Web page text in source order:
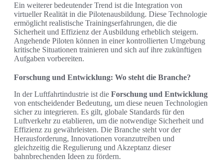
Ein weiterer bedeutender Trend ist die Integration von
virtueller Realität in die Pilotenausbildung. Diese Technologie
ermöglicht realistische Trainingserfahrungen, die die
Sicherheit und Effizienz der Ausbildung erheblich steigern.
Angehende Piloten können in einer kontrollierten Umgebung
kritische Situationen trainieren und sich auf ihre zukünftigen
Aufgaben vorbereiten.
Forschung und Entwicklung: Wo steht die Branche?
In der Luftfahrtindustrie ist die Forschung und Entwicklung
von entscheidender Bedeutung, um diese neuen Technologien
sicher zu integrieren. Es gilt, globale Standards für den
Luftverkehr zu etablieren, um die notwendige Sicherheit und
Effizienz zu gewährleisten. Die Branche steht vor der
Herausforderung, Innovationen voranzutreiben und
gleichzeitig die Regulierung und Akzeptanz dieser
bahnbrechenden Ideen zu fördern.